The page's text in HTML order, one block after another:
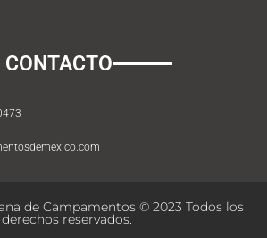
CONTACTO
de Campamentos © 2023 Todos los
derechos reservados.